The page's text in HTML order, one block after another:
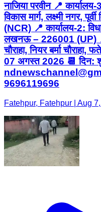
नाजिया परवीन 📍
विकास मार्ग, लक्ष्मी नगर,
(NCR) 📍 कार्यालय-2:
लखनऊ – 226001 (UP) 📍
चौराहा, नियर बर्मा
07 अगस्त 2026 📆 दिन:
9696119696
Fatehpur, Fatehpur | Aug